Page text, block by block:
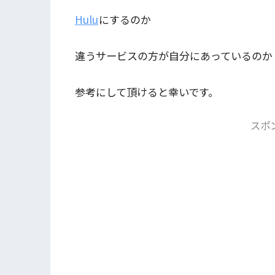
Huluにするのか
違うサービスの方が自分にあっているのか
参考にして頂けると幸いです。
スポ